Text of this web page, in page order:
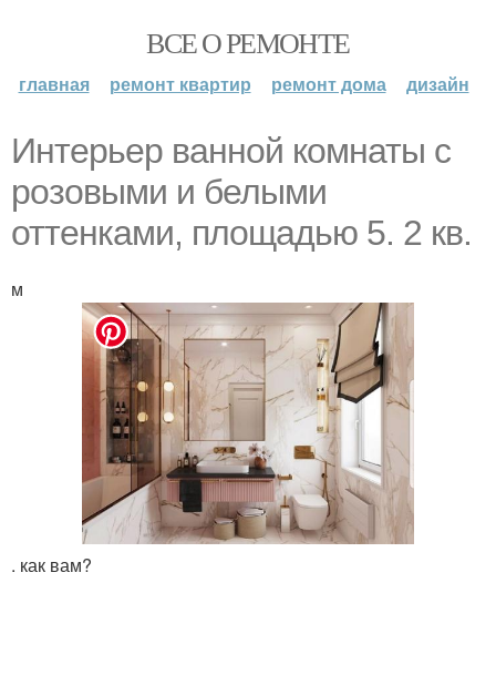
ВСЕ О РЕМОНТЕ
главная ремонт квартир ремонт дома дизайн
Интерьер ванной комнаты с
розовыми и белыми
оттенками, площадью 5. 2 кв.
м
. как вам?